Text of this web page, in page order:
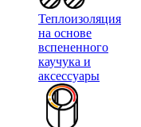
Теплоизоляция
на основе
вспененного
каучука и
аксессуары